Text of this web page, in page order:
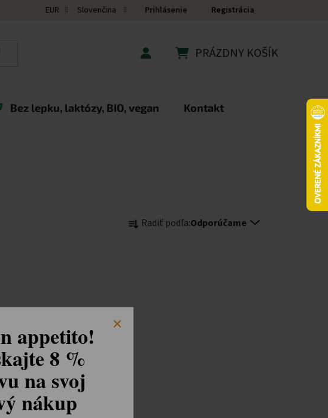
EUR Slovenčina Prihlásenie Registrácia
PRÁZDNY KOŠÍK
Bez lepku, laktózy, BIO, vegan Kontakt
Radiť podľa:Odporúčame
appetito!
8 %
na svoj
nákup